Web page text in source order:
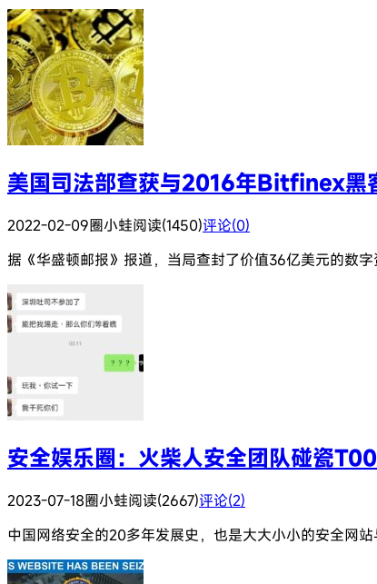
美国司法部查获与2016年Bitfinex黑
2022-02-09圈小蛙阅读(1450)评论(0)
据《华盛顿邮报》报道，当局查封了价值36亿美元的数
安全娱乐圈：火柴人安全团队碰瓷
2023-07-18圈小蛙阅读(2667)评论(2)
中国网络安全的20多年发展史，也是大大小小的安全网